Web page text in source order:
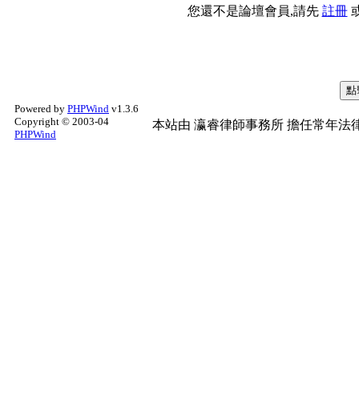
您還不是論壇會員,請先 註冊
Powered by PHPWind v1.3.6
Copyright © 2003-04
PHPWind
本站由 瀛睿律師事務所 擔任常年法